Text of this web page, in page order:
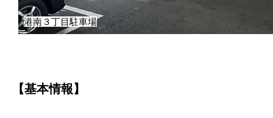
港南３丁目駐車場
【基本情報】